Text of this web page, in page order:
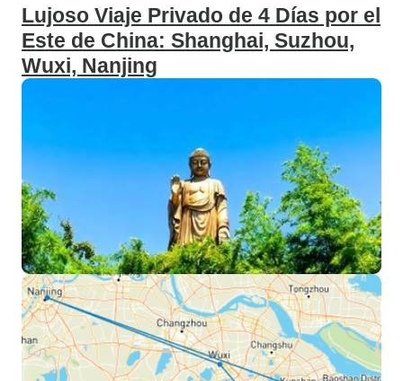
Lujoso Viaje Privado de 4 Días por el
Este de China: Shanghai, Suzhou,
Wuxi, Nanjing